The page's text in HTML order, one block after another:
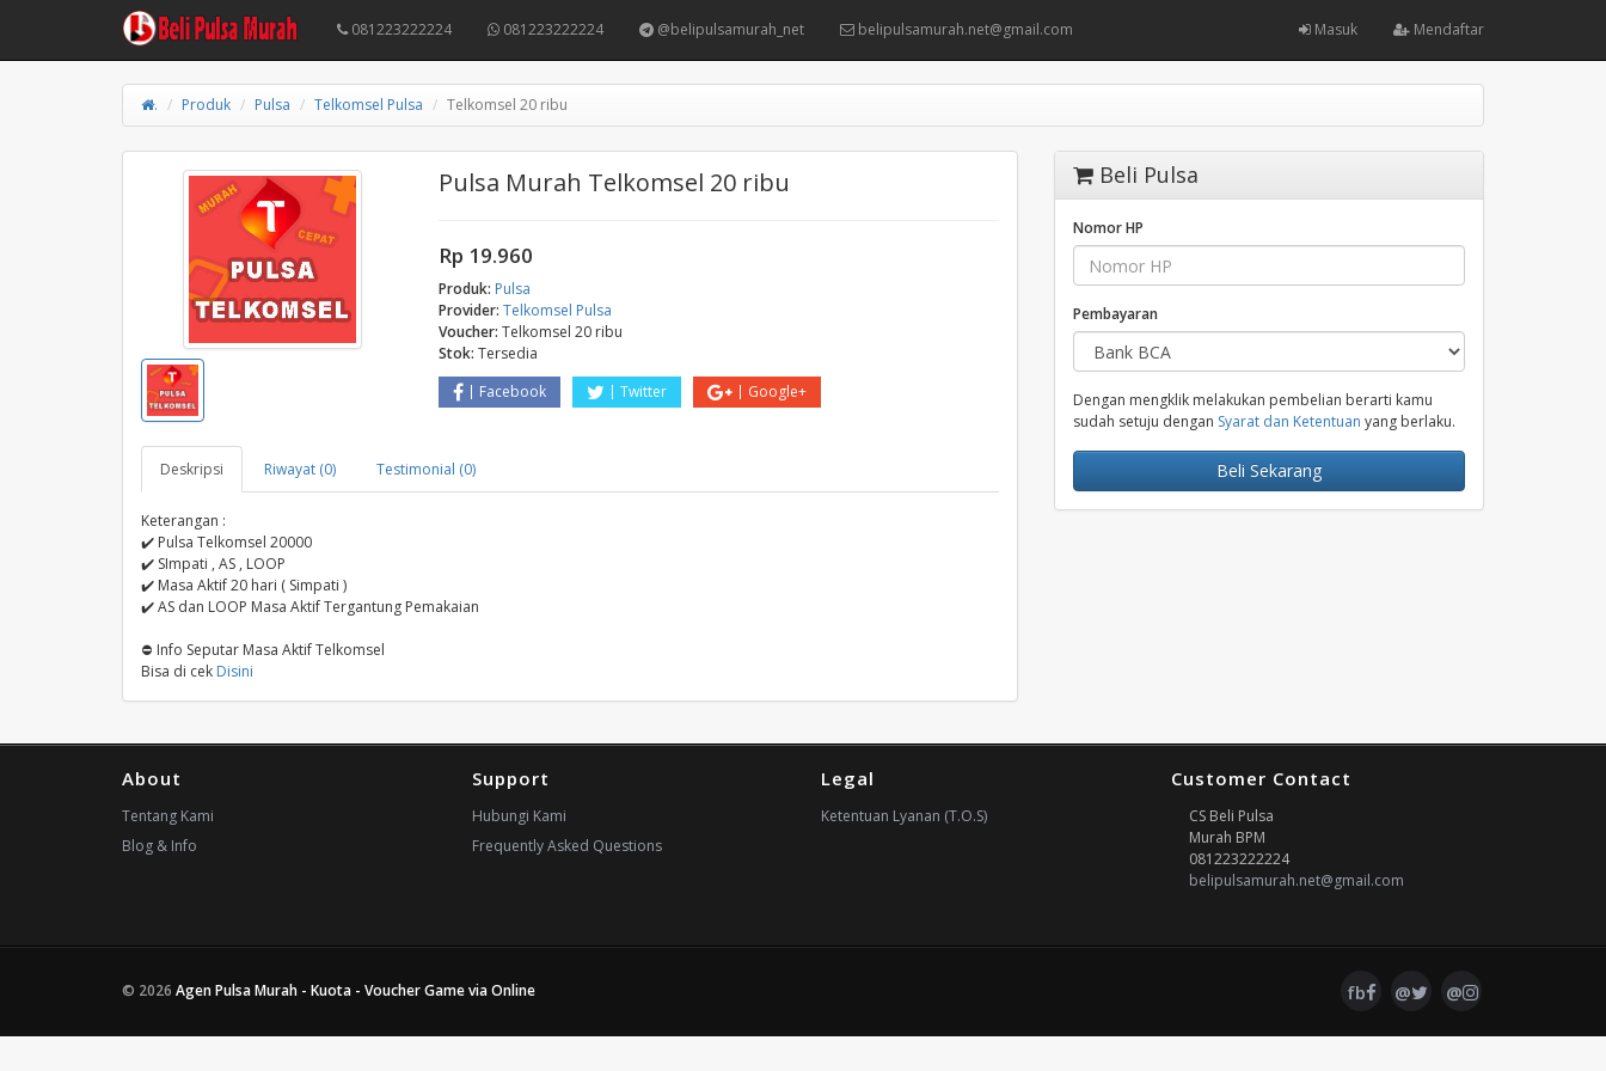
081223222224 081223222224 @belipulsamurah_net belipulsamurah.net@gmail.com Masuk Mendaftar
. Produk Pulsa Telkomsel Pulsa Telkomsel 20 ribu
Pulsa Murah Telkomsel 20 ribu
Rp 19.960
Produk: Pulsa
Provider: Telkomsel Pulsa
Voucher: Telkomsel 20 ribu
Stok: Tersedia
Facebook
Twitter Google+
Deskripsi Riwayat (0) Testimonial (0)
Keterangan :
✔️ Pulsa Telkomsel 20000
✔️ SImpati , AS , LOOP
✔️ Masa Aktif 20 hari ( Simpati )
✔️ AS dan LOOP Masa Aktif Tergantung Pemakaian
⛔️ Info Seputar Masa Aktif Telkomsel
Bisa di cek Disini
Beli Pulsa
Nomor HP
Pembayaran
Dengan mengklik melakukan pembelian berarti kamu
sudah setuju dengan Syarat dan Ketentuan yang berlaku.
Beli Sekarang
About
Tentang Kami
Blog & Info
Support
Hubungi Kami
Frequently Asked Questions
Legal
Ketentuan Lyanan (T.O.S)
Customer Contact
CS Beli Pulsa
Murah BPM
081223222224
belipulsamurah.net@gmail.com
© 2026 Agen Pulsa Murah - Kuota - Voucher Game via Online fb @ @